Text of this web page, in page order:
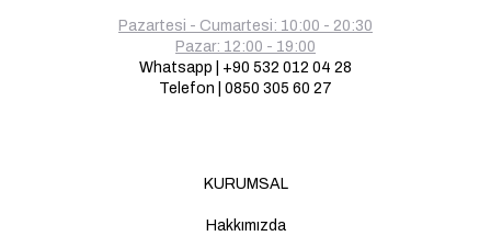
Pazartesi - Cumartesi: 10:00 - 20:30
Pazar: 12:00 - 19:00
Whatsapp | +90 532 012 04 28
Telefon | 0850 305 60 27
KURUMSAL
Hakkımızda